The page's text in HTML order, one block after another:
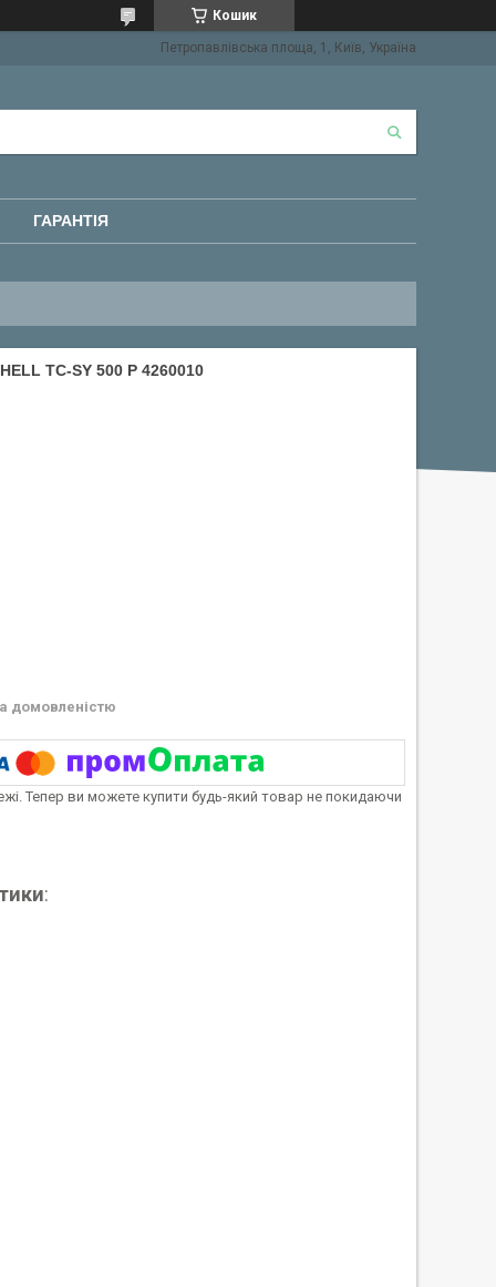
Кошик
Петропавлівська площа, 1, Київ, Україна
ГАРАНТІЯ
TC-SY 500 P 4260010
домовленістю
Тепер ви можете купити будь-який товар не покидаючи
: